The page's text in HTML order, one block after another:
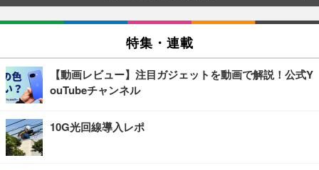
特集・連載
【動画レビュー】注目ガジェットを動画で解説！公式Y
ouTubeチャンネル
10G光回線導入レポ